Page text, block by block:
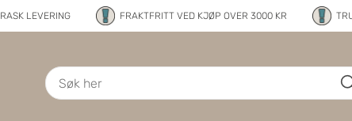
RASK LEVERING FRAKTFRITT VED KJØP OVER 3000 KR